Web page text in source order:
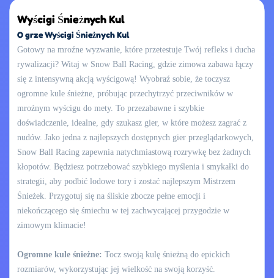
Wyścigi Śnieżnych Kul
O grze Wyścigi Śnieżnych Kul
Gotowy na mroźne wyzwanie, które przetestuje Twój refleks i ducha
rywalizacji? Witaj w Snow Ball Racing, gdzie zimowa zabawa łączy
się z intensywną akcją wyścigową! Wyobraź sobie, że toczysz
ogromne kule śnieżne, próbując przechytrzyć przeciwników w
mroźnym wyścigu do mety. To przezabawne i szybkie
doświadczenie, idealne, gdy szukasz gier, w które możesz zagrać z
nudów. Jako jedna z najlepszych dostępnych gier przeglądarkowych,
Snow Ball Racing zapewnia natychmiastową rozrywkę bez żadnych
kłopotów. Będziesz potrzebować szybkiego myślenia i smykałki do
strategii, aby podbić lodowe tory i zostać najlepszym Mistrzem
Śnieżek. Przygotuj się na śliskie zbocze pełne emocji i
niekończącego się śmiechu w tej zachwycającej przygodzie w
zimowym klimacie!
Ogromne kule śnieżne: Tocz swoją kulę śnieżną do epickich
rozmiarów, wykorzystując jej wielkość na swoją korzyść.